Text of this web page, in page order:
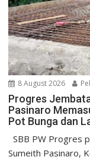
8 August 2026
Progres
Pasinaro
Pot Bunga dan
SBB PW Progres
Sumeith Pasinaro,